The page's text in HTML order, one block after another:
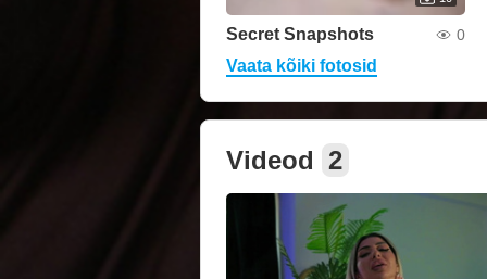
Secret Snapshots 0
Vaata kõiki fotosid
Videod 2